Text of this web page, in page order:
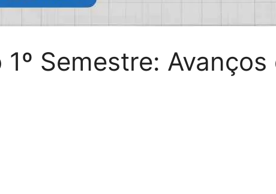
Semestre: Avanços